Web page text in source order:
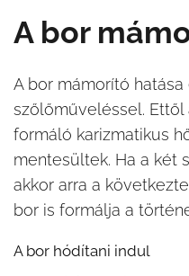
A bor
A bor mámorító hatása
szőlőműveléssel.
formáló karizmatikus
mentesültek. Ha a két
akkor arra a
bor is formálja a
A bor hódítani indul